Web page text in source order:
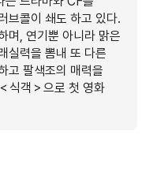
브콜이 쇄도 하고 있다.
며, 연기뿐 아니라 맑은
실력을 뽐내 또 다른
고 팔색조의 매력을
식객＞으로 첫 영화